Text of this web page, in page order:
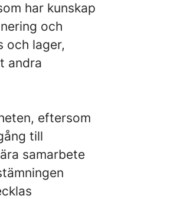
har kunskap
och
och lager,
andra
eftersom
till
samarbete